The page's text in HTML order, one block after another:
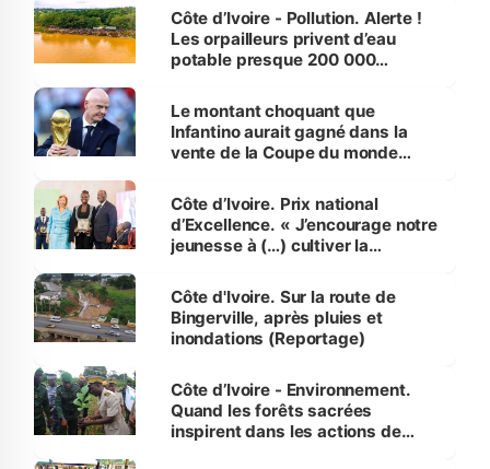
Côte d’Ivoire - Pollution. Alerte !
Les orpailleurs privent d’eau
potable presque 200 000
Le montant choquant que
Infantino aurait gagné dans la
vente de la Coupe du monde
Côte d’Ivoire. Prix national
d’Excellence. « J’encourage notre
jeunesse à (…) cultiver la
(Alassane Ouattara
Côte d'Ivoire. Sur la route de
Bingerville, après pluies et
inondations (Reportage)
Côte d’Ivoire - Environnement.
Quand les forêts sacrées
inspirent dans les actions de